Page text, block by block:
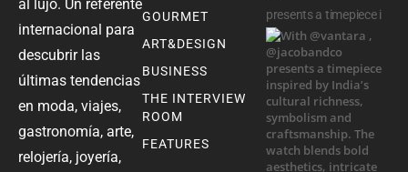
al lujo. Un referente
internacional para
descubrir las
últimas tendencias
en moda, viajes,
gastronomía, arte,
relojería, joyería,
GOURMET
ART&DESIGN
BUSINESS
THE INTERVIEW
ROOM
FEATURES
presents a timepiece i